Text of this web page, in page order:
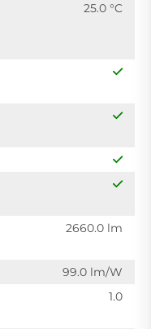
25.0 °C
2660.0 lm
99.0 lm/W
1.0